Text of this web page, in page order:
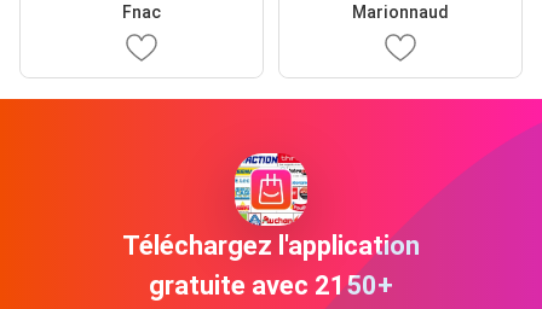
Fnac Marionnaud
Téléchargez l'application
gratuite avec 2150+